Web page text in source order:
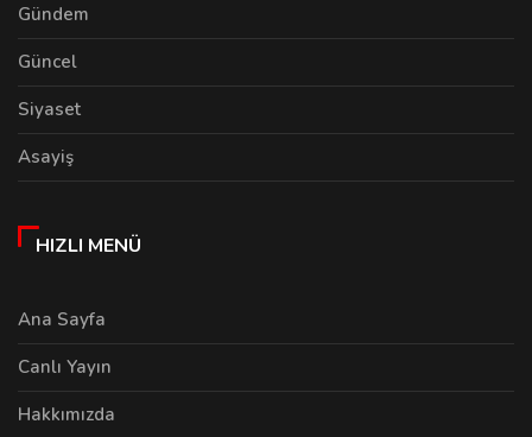
Gündem
Güncel
Siyaset
Asayiş
HIZLI MENÜ
Ana Sayfa
Canlı Yayın
Hakkımızda